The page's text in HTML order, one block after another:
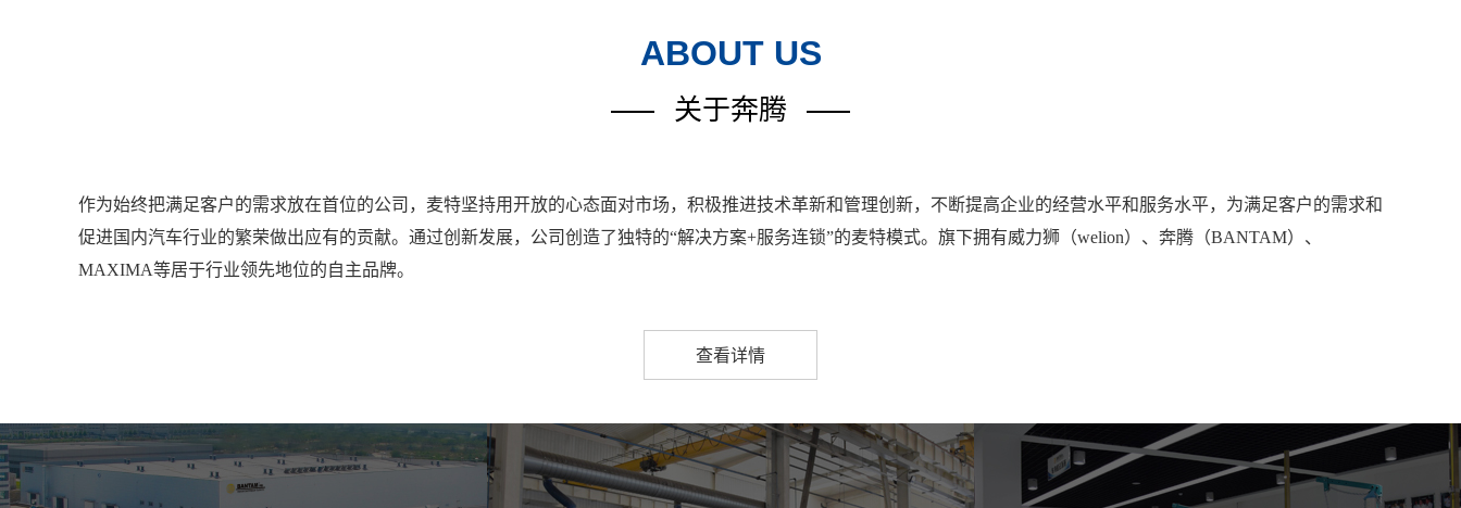
ABOUT US
关于奔腾
作为始终把满足客户的需求放在首位的公司，麦特坚持用开放的心态面对市场，积极推进技术革新和管理创新，不断提高企业的经营水平和服务水平，为满足客户的需求和
促进国内汽车行业的繁荣做出应有的贡献。通过创新发展，公司创造了独特的“解决方案+服务连锁”的麦特模式。旗下拥有威力狮（welion）、奔腾（BANTAM）、
MAXIMA等居于行业领先地位的自主品牌。
查看详情